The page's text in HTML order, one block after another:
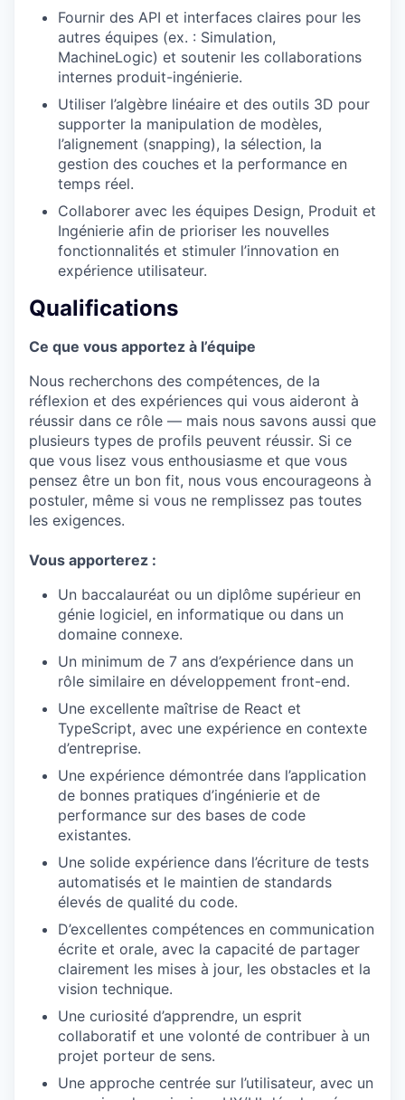
Fournir des API et interfaces claires pour les
autres équipes (ex. : Simulation,
MachineLogic) et soutenir les collaborations
internes produit-ingénierie.
Utiliser l’algèbre linéaire et des outils 3D pour
supporter la manipulation de modèles,
l’alignement (snapping), la sélection, la
gestion des couches et la performance en
temps réel.
Collaborer avec les équipes Design, Produit et
Ingénierie afin de prioriser les nouvelles
fonctionnalités et stimuler l’innovation en
expérience utilisateur.
Qualifications
Ce que vous apportez à l’équipe
Nous recherchons des compétences, de la
réflexion et des expériences qui vous aideront à
réussir dans ce rôle — mais nous savons aussi que
plusieurs types de profils peuvent réussir. Si ce
que vous lisez vous enthousiasme et que vous
pensez être un bon fit, nous vous encourageons à
postuler, même si vous ne remplissez pas toutes
les exigences.
Vous apporterez :
Un baccalauréat ou un diplôme supérieur en
génie logiciel, en informatique ou dans un
domaine connexe.
Un minimum de 7 ans d’expérience dans un
rôle similaire en développement front-end.
Une excellente maîtrise de React et
TypeScript, avec une expérience en contexte
d’entreprise.
Une expérience démontrée dans l’application
de bonnes pratiques d’ingénierie et de
performance sur des bases de code
existantes.
Une solide expérience dans l’écriture de tests
automatisés et le maintien de standards
élevés de qualité du code.
D’excellentes compétences en communication
écrite et orale, avec la capacité de partager
clairement les mises à jour, les obstacles et la
vision technique.
Une curiosité d’apprendre, un esprit
collaboratif et une volonté de contribuer à un
projet porteur de sens.
Une approche centrée sur l’utilisateur, avec un